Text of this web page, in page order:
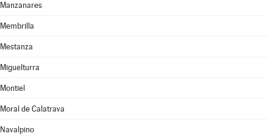
Manzanares
Membrilla
Mestanza
Miguelturra
Montiel
Moral de Calatrava
Navalpino